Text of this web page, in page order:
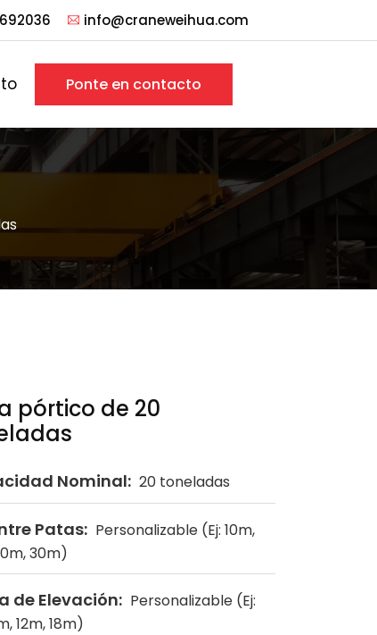
info@craneweihua.com
Ponte en contacto
pórtico de 20
Nominal: 20 toneladas
Patas: Personalizable (Ej: 10m,
30m)
de Elevación: Personalizable (Ej:
12m, 18m)